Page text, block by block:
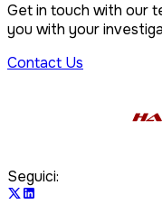
Get in touch with our
you with your
Contact Us
Seguici: